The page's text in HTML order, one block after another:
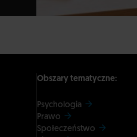
Obszary tematyczne:
Psychologia
Prawo
Społeczeństwo